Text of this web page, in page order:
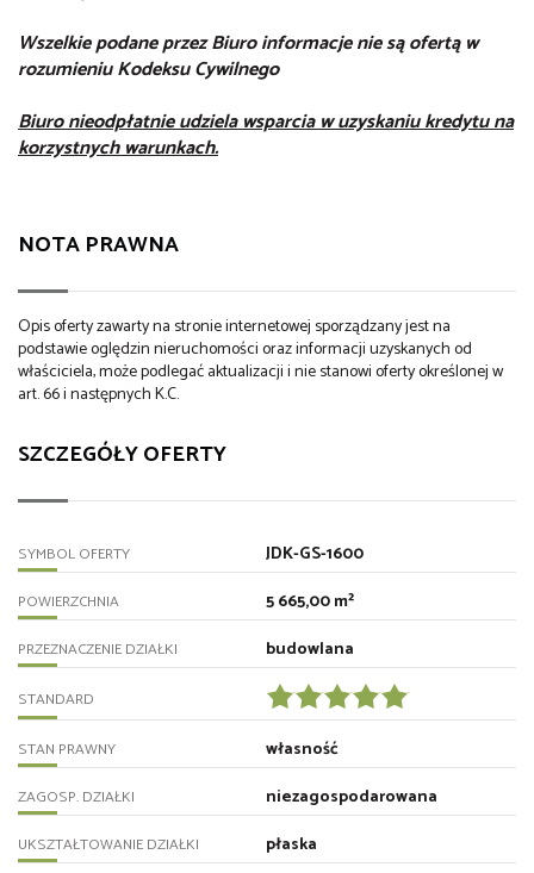
Wszelkie podane przez Biuro informacje nie są ofertą w
rozumieniu Kodeksu Cywilnego
Biuro nieodpłatnie udziela wsparcia w uzyskaniu kredytu na
korzystnych warunkach.
NOTA PRAWNA
Opis oferty zawarty na stronie internetowej sporządzany jest na
podstawie oględzin nieruchomości oraz informacji uzyskanych od
właściciela, może podlegać aktualizacji i nie stanowi oferty określonej w
art. 66 i następnych K.C.
SZCZEGÓŁY OFERTY
SYMBOL OFERTY JDK-GS-1600
POWIERZCHNIA 5 665,00 m²
PRZEZNACZENIE DZIAŁKI budowlana
STANDARD
STAN PRAWNY własność
ZAGOSP. DZIAŁKI niezagospodarowana
UKSZTAŁTOWANIE DZIAŁKI płaska